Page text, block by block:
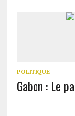
POLITIQUE
Gabon : Le